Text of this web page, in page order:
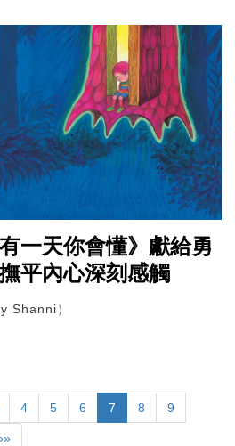
一天你會懂》獻給勇
平內心深刻感觸
Shanni）
4 5 6 7 8 9